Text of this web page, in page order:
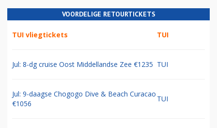
VOORDELIGE RETOURTICKETS
TUI vliegtickets TUI
Jul: 8-dg cruise Oost Middellandse Zee €1235 TUI
Jul: 9-daagse Chogogo Dive & Beach Curacao
€1056
TUI